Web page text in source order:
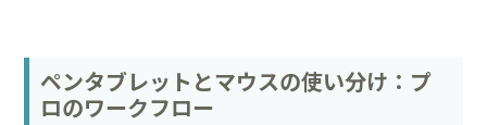
ペンタブレットとマウスの使い分け：プ
ロのワークフロー